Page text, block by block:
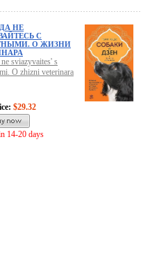
НЕ
С
О ЖИЗНИ
sviazyvaites' s
O zhizni veterinara
$29.32
14-20 days